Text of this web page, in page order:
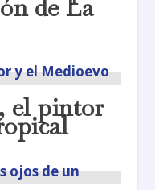
de La
el pintor